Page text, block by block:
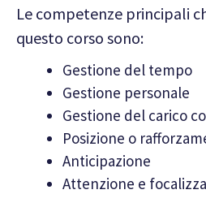
Le competenze principali
questo corso sono:
Gestione del tempo
Gestione personale
Gestione del carico
Posizione o
Anticipazione
Attenzione e